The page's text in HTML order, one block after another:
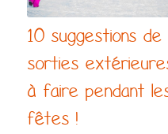
10 suggestions de
sorties
à faire pendant
fêtes !